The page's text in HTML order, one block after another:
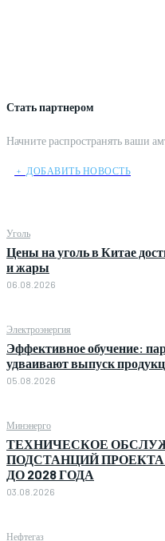
Стать партнером
Начните распространять ваши
﹢ ДОБАВИТЬ НОВОСТЬ
Уголь
Цены на уголь в Китае
и жары
06.08.2026
Электроэнергия
Эффективное обучение:
удваивают выпуск
05.08.2026
Минэнерго
ТЕХНИЧЕСКОЕ
ПОДСТАНЦИЙ ПРОЕКТА
ДО 2028 ГОДА
03.08.2026
Нефтегаз